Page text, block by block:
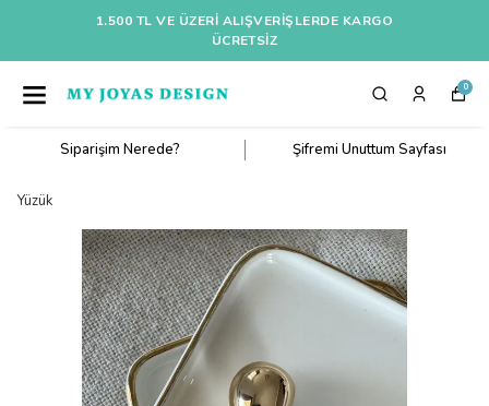
1.500 TL VE ÜZERI ALIŞVERIŞLERDE KARGO
ÜCRETSİZ
0
Siparişim Nerede? Şifremi Unuttum Sayfası
Yüzük